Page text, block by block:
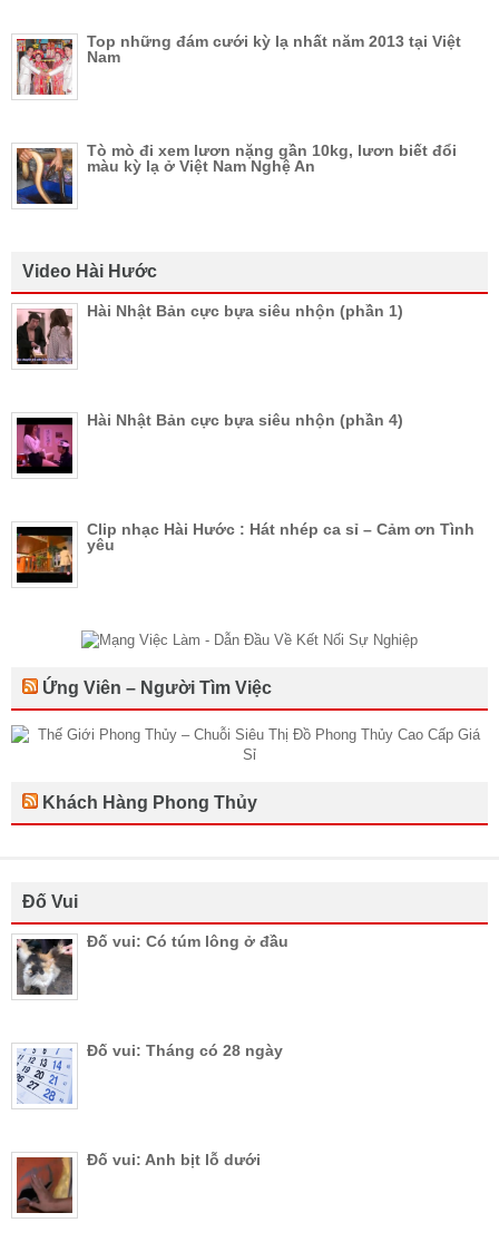
Top những đám cưới kỳ lạ nhất năm 2013 tại Việt
Nam
Tò mò đi xem lươn nặng gần 10kg, lươn biết đổi
màu kỳ lạ ở Việt Nam Nghệ An
Video Hài Hước
Hài Nhật Bản cực bựa siêu nhộn (phần 1)
Hài Nhật Bản cực bựa siêu nhộn (phần 4)
Clip nhạc Hài Hước : Hát nhép ca sỉ – Cảm ơn Tình
yêu
Ứng Viên – Người Tìm Việc
Khách Hàng Phong Thủy
Đố Vui
Đố vui: Có túm lông ở đầu
Đố vui: Tháng có 28 ngày
Đố vui: Anh bịt lỗ dưới